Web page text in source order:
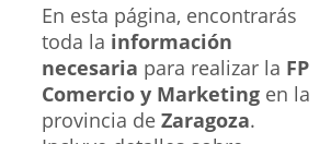
En esta página, encontrarás
toda la información
necesaria para realizar la FP
Comercio y Marketing en la
provincia de Zaragoza.